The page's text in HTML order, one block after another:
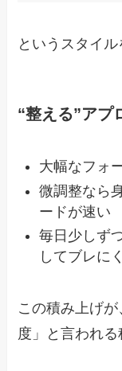
というスタイル
“整える”アプ
大幅なフォ
微調整なら
ードが速い
毎日少しず
してブレに
この積み上げ
度」と言われる